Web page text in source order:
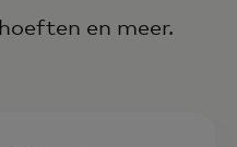
en meer.